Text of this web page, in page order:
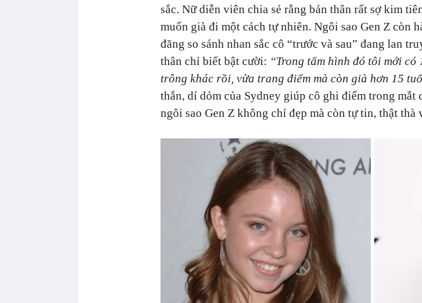
sắc. Nữ diễn viên chia sẻ rằng bản thân rất sợ kim
muốn già đi một cách tự nhiên. Ngôi sao Gen Z còn
đăng so sánh nhan sắc cô “trước và sau” đang lan
thân chỉ biết bật cười: “Trong tấm hình đó tôi mới
trông khác rồi, vừa trang điểm mà còn già hơn 15
thắn, dí dỏm của Sydney giúp cô ghi điểm trong mắt
ngôi sao Gen Z không chỉ đẹp mà còn tự tin, thật thà